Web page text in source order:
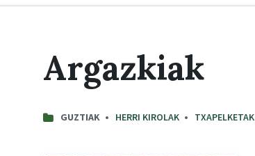
Argazkiak
C
GUZTIAK HERRI KIROLAK TXAPELKETAK